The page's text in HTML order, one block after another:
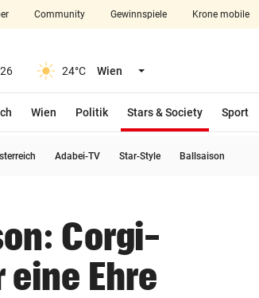
closeSchließen
arrow_right
Community Gewinnspiele Krone mobile
24°C Wien Menü aufklappen
Wien Politik Stars & Society
Sport
Adabei-TV Star-Style Ballsaison
Corgi-
Ehre